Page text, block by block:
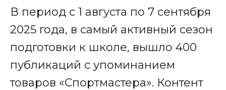
В период с 1 августа по 7 сентября
2025 года, в самый активный сезон
подготовки к школе, вышло 400
публикаций с упоминанием
товаров «Спортмастера». Контент